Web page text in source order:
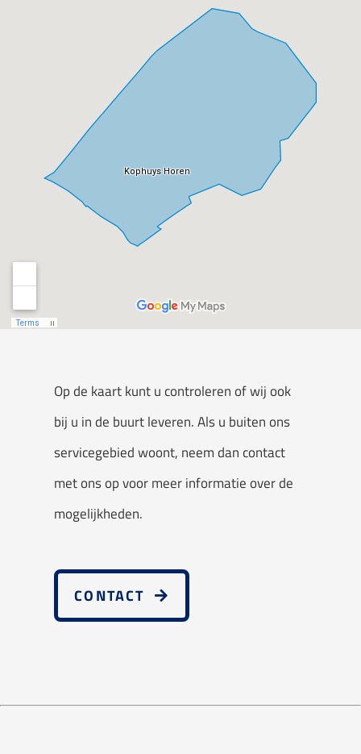
Op de kaart kunt u controleren of wij ook
bij u in de buurt leveren. Als u buiten ons
servicegebied woont, neem dan contact
met ons op voor meer informatie over de
mogelijkheden.
CONTACT